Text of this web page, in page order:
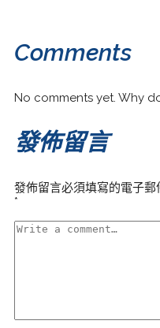
Comments
No comments yet. Why
發佈留言
發佈留言必須填寫的電子郵
*